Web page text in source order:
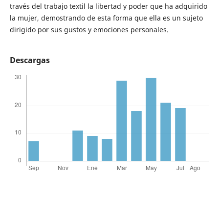
través del trabajo textil la libertad y poder que ha adquirido
la mujer, demostrando de esta forma que ella es un sujeto
dirigido por sus gustos y emociones personales.
Descargas